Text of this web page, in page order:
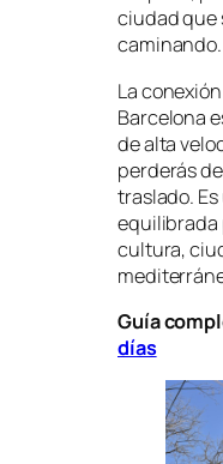
ciudad que
caminando.
La
Barcelona
de alta
perderás
traslado.
equilibrada
cultura,
Guía
días